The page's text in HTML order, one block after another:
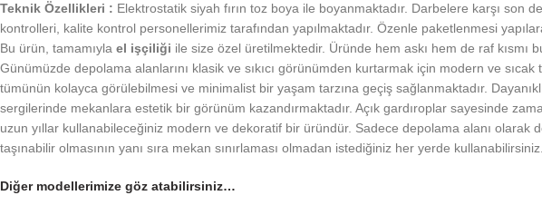
Teknik Özellikleri : Elektrostatik siyah fırın toz boya ile boyanmaktadır. Darbelere karşı son
kontrolleri, kalite kontrol personellerimiz tarafından yapılmaktadır. Özenle paketlenmesi
Bu ürün, tamamıyla el işçiliği ile size özel üretilmektedir. Üründe hem askı hem de raf kısmı
Günümüzde depolama alanlarını klasik ve sıkıcı görünümden kurtarmak için modern ve
tümünün kolayca görülebilmesi ve minimalist bir yaşam tarzına geçiş sağlanmaktadır.
sergilerinde mekanlara estetik bir görünüm kazandırmaktadır. Açık gardıroplar sayesinde
uzun yıllar kullanabileceğiniz modern ve dekoratif bir üründür. Sadece depolama alanı olarak
taşınabilir olmasının yanı sıra mekan sınırlaması olmadan istediğiniz her yerde
Diğer modellerimize göz atabilirsiniz…